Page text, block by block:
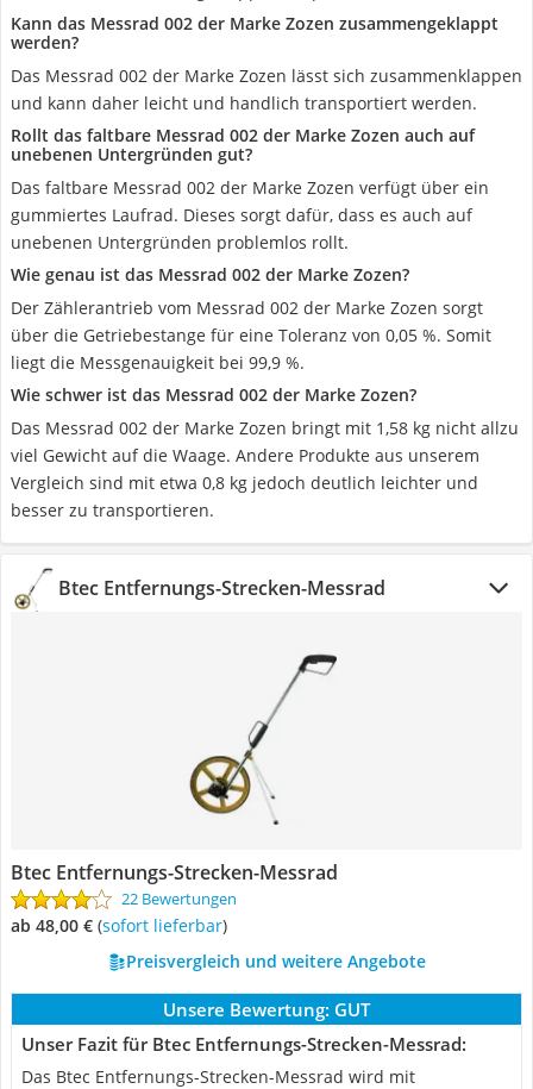
Kann das Messrad 002 der Marke Zozen zusammengeklappt
werden?
Das Messrad 002 der Marke Zozen lässt sich zusammenklappen
und kann daher leicht und handlich transportiert werden.
Rollt das faltbare Messrad 002 der Marke Zozen auch auf
unebenen Untergründen gut?
Das faltbare Messrad 002 der Marke Zozen verfügt über ein
gummiertes Laufrad. Dieses sorgt dafür, dass es auch auf
unebenen Untergründen problemlos rollt.
Wie genau ist das Messrad 002 der Marke Zozen?
Der Zählerantrieb vom Messrad 002 der Marke Zozen sorgt
über die Getriebestange für eine Toleranz von 0,05 %. Somit
liegt die Messgenauigkeit bei 99,9 %.
Wie schwer ist das Messrad 002 der Marke Zozen?
Das Messrad 002 der Marke Zozen bringt mit 1,58 kg nicht allzu
viel Gewicht auf die Waage. Andere Produkte aus unserem
Vergleich sind mit etwa 0,8 kg jedoch deutlich leichter und
besser zu transportieren.
Btec Entfernungs-Strecken-Messrad
Btec Entfernungs-Strecken-Messrad
22 Bewertungen
ab 48,00 € ( Sofort lieferbar)
Preisvergleich und weitere Angebote
Unsere Bewertung: GUT
Unser Fazit für Btec Entfernungs-Strecken-Messrad:
Das Btec Entfernungs-Strecken-Messrad wird mit